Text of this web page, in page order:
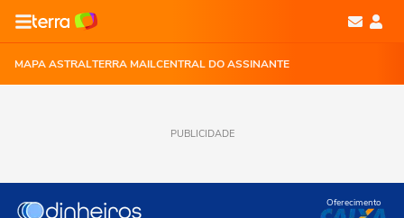
MAPA ASTRALTERRA MAILCENTRAL DO ASSINANTE
PUBLICIDADE
Oferecimento